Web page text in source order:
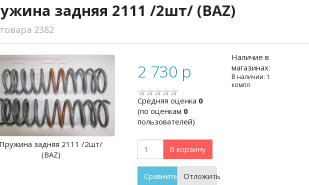
задняя 2111 /2шт/ (ВАZ)
2382
Пружина задняя 2111 /2шт/
(ВАZ)
2 730 p
Cредняя оценка 0
(по оценкам 0
пользователей)
В корзину
Сравнить Отложить
Наличие в
магазинах:
В наличии: 1
компл